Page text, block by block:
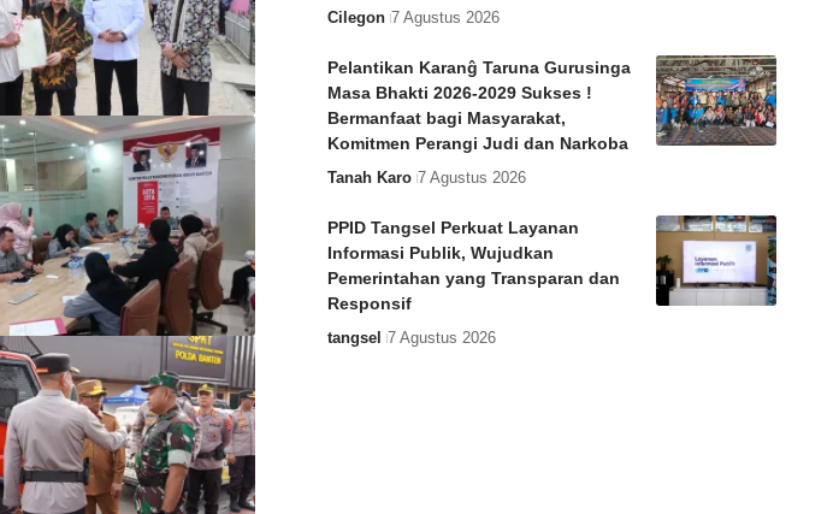
Cilegon 7 Agustus 2026
Pelantikan Karanĝ Taruna Gurusinga
Masa Bhakti 2026-2029 Sukses !
Bermanfaat bagi Masyarakat,
Komitmen Perangi Judi dan Narkoba
Tanah Karo 7 Agustus 2026
PPID Tangsel Perkuat Layanan
Informasi Publik, Wujudkan
Pemerintahan yang Transparan dan
Responsif
tangsel 7 Agustus 2026